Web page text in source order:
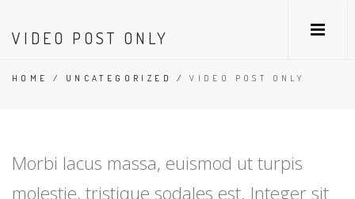
VIDEO POST ONLY
HOME / UNCATEGORIZED /VIDEO POST ONLY
Morbi lacus massa, euismod ut turpis
molestie, tristique sodales est. Integer sit